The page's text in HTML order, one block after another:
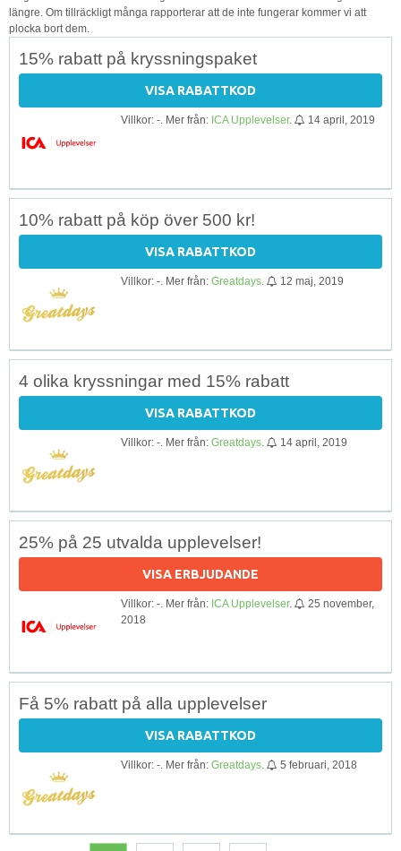
längre. Om tillräckligt många rapporterar att de inte fungerar kommer vi att
plocka bort dem.
15% rabatt på kryssningspaket
VISA RABATTKOD
Villkor: -. Mer från: ICA Upplevelser. 14 april, 2019
10% rabatt på köp över 500 kr!
VISA RABATTKOD
Villkor: -. Mer från: Greatdays 12 maj, 2019
4 olika kryssningar med 15% rabatt
VISA RABATTKOD
Villkor: -. Mer från: Greatdays 14 april, 2019
25% på 25 utvalda upplevelser!
VISA ERBJUDANDE
Villkor: -. Mer från: ICA Upplevelser.
25 november,
2018
Få 5% rabatt på alla upplevelser
VISA RABATTKOD
Villkor: -. Mer från: Greatdays 5 februari, 2018